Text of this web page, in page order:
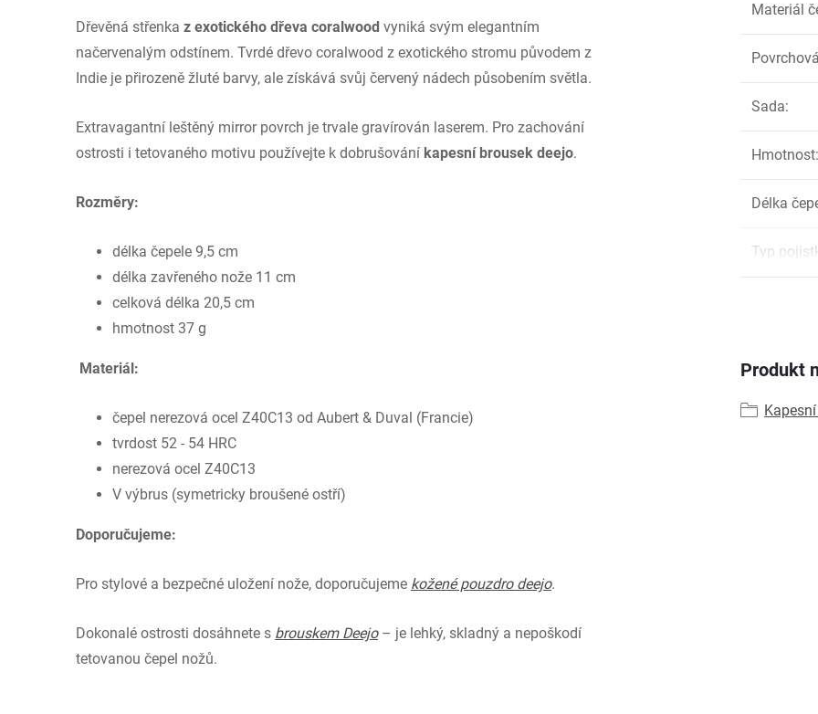
Dřevěná střenka z exotického dřeva coralwood vyniká svým elegantním
načervenalým odstínem. Tvrdé dřevo coralwood z exotického stromu původem z
Indie je přirozeně žluté barvy, ale získává svůj červený nádech působením světla.
Extravagantní leštěný mirror povrch je trvale gravírován laserem. Pro zachování
ostrosti i tetovaného motivu používejte k dobrušování kapesní brousek deejo.
Rozměry:
délka čepele 9,5 cm
délka zavřeného nože 11 cm
celková délka 20,5 cm
hmotnost 37 g
Materiál:
čepel nerezová ocel Z40C13 od Aubert & Duval (Francie)
tvrdost 52 - 54 HRC
nerezová ocel Z40C13
V výbrus (symetricky broušené ostří)
Doporučujeme:
Pro stylové a bezpečné uložení nože, doporučujeme kožené pouzdro deejo.
Dokonalé ostrosti dosáhnete s brouskem Deejo– je lehký, skladný a nepoškodí
tetovanou čepel nožů.
Materiál
Sada:
Hmotnost:
Délka
Typ
Produkt